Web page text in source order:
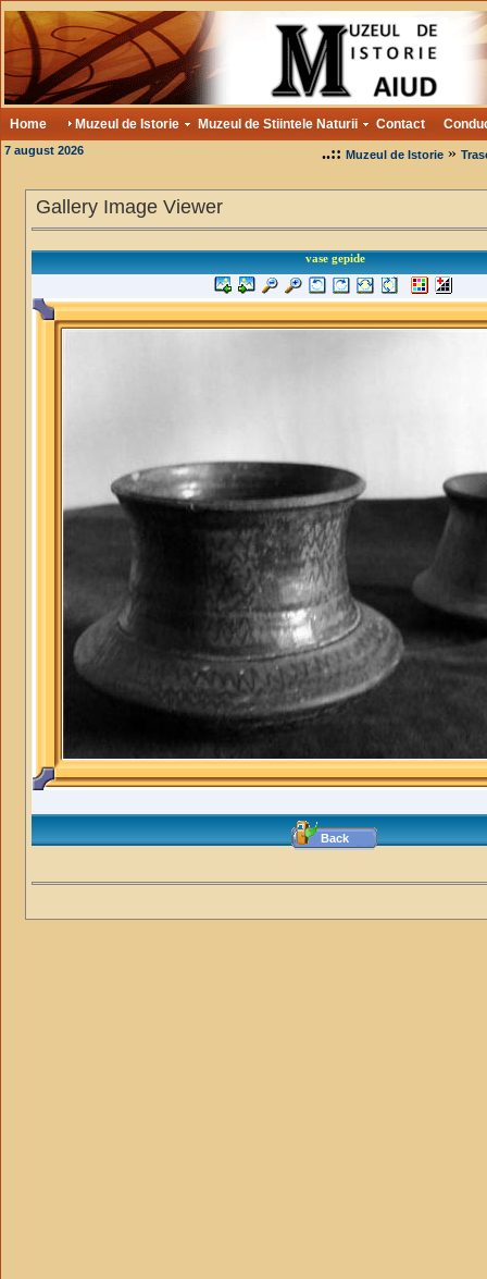
Home Muzeul de Istorie Muzeul de Stiintele Naturii Contact
7 august 2026 ..:: Muzeul de Istorie»
Gallery Image Viewer
vase gepide